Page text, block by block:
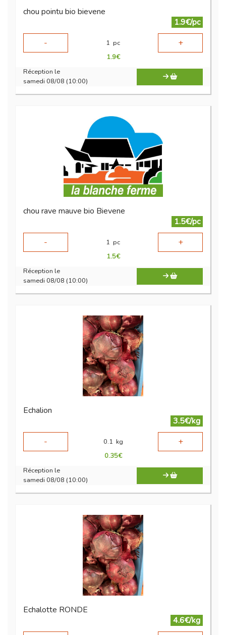
chou pointu bio bievene
1.9€/pc
-
1 pc +
1.9€
Réception le
samedi 08/08 (10:00)
chou rave mauve bio Bievene
1.5€/pc
-
1 pc +
1.5€
Réception le
samedi 08/08 (10:00)
Echalion
3.5€/kg
-
0.1 kg +
0.35€
Réception le
samedi 08/08 (10:00)
Echalotte RONDE
4.6€/kg